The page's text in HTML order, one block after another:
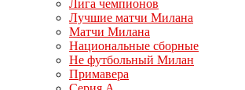
Лига чемпионов
Лучшие матчи Милана
Матчи Милана
Национальные сборные
Не футбольный Милан
Примавера